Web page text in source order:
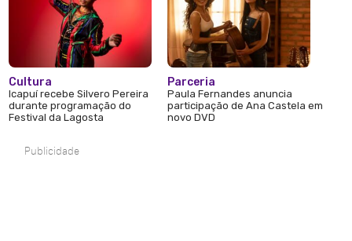
Cultura
Icapuí recebe Silvero Pereira
durante programação do
Festival da Lagosta
Parceria
Paula Fernandes anuncia
participação de Ana Castela em
novo DVD
Publicidade